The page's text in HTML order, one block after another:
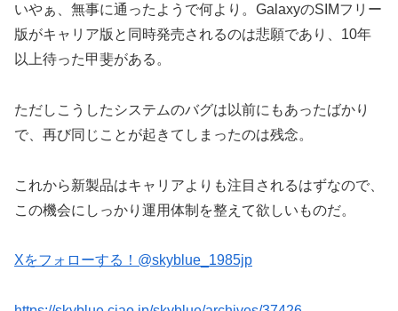
いやぁ、無事に通ったようで何より。GalaxyのSIMフリー
版がキャリア版と同時発売されるのは悲願であり、10年
以上待った甲斐がある。
ただしこうしたシステムのバグは以前にもあったばかり
で、再び同じことが起きてしまったのは残念。
これから新製品はキャリアよりも注目されるはずなので、
この機会にしっかり運用体制を整えて欲しいものだ。
Xをフォローする！@skyblue_1985jp